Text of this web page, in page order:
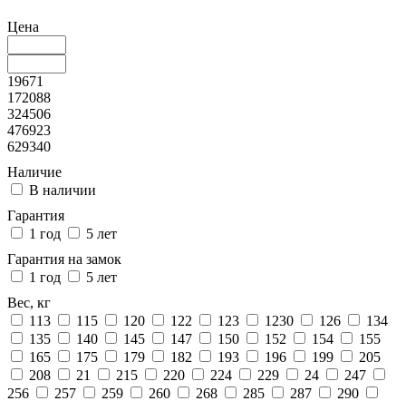
Цена
19671
172088
324506
476923
629340
Наличие
В наличии
Гарантия
1 год
5 лет
Гарантия на замок
1 год
5 лет
Вес, кг
113
115 120 122 123 1230 126
134
135
140 145 147 150 152 154
155
165
175 179 182 193 196 199
205
208
21 215 220 224 229 24
247
256
257 259 260 268 285 287
290